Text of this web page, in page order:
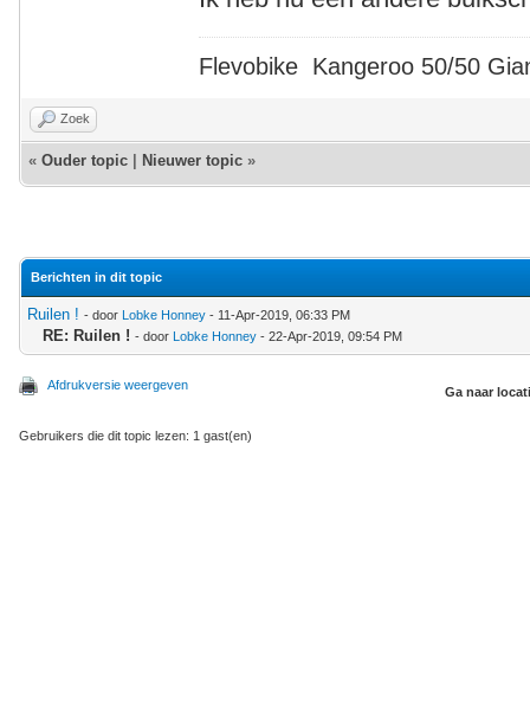
Flevobike Kangeroo 50/50
Zoek
« Ouder topic Nieuwer topic »
Berichten in dit topic
Ruilen ! - door Lobke Honney - 11-Apr-2019, 06:33 PM
RE: Ruilen ! - door Lobke Honney - 22-Apr-2019, 09:54 PM
Afdrukversie weergeven Ga naar
Gebruikers die dit topic lezen: 1 gast(en)